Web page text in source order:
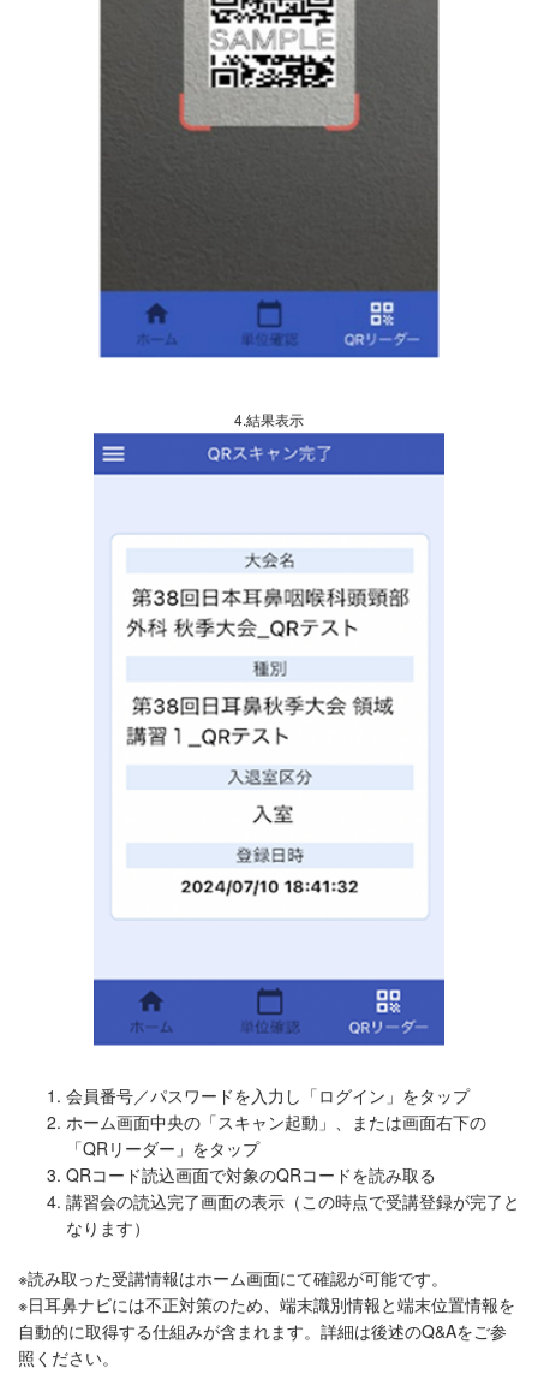
4.結果表示
会員番号／パスワードを入力し「ログイン」をタップ
ホーム画面中央の「スキャン起動」、または画面右下の
「QRリーダー」をタップ
QRコード読込画面で対象のQRコードを読み取る
講習会の読込完了画面の表示（この時点で受講登録が完了と
なります）
※読み取った受講情報はホーム画面にて確認が可能です。
※日耳鼻ナビには不正対策のため、端末識別情報と端末位置情報を
自動的に取得する仕組みが含まれます。詳細は後述のQ&Aをご参
照ください。